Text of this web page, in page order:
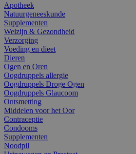
Apotheek
Natuurgeneeskunde
Supplementen
Welzijn & Gezondheid
Verzorging
Voeding en dieet
Dieren
Ogen en Oren
Oogdruppels allergie
Oogdruppels Droge Ogen
Oogdruppels Glaucoom
Ontsmetting
Middelen voor het Oor
Contraceptie
Condooms
Supplementen
Noodpil